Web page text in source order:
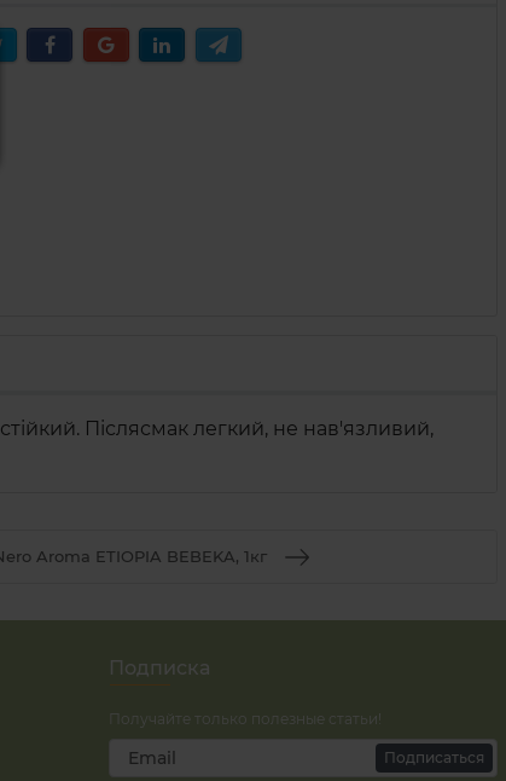
Післясмак легкий, не нав'язливий,
Aroma ETIOPIA BEBEKA, 1кг
Подписка
Получайте только полезные статьи!
Подписаться